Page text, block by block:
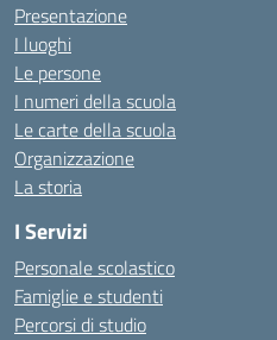
Presentazione
I luoghi
Le persone
I numeri della scuola
Le carte della scuola
Organizzazione
La storia
I Servizi
Personale scolastico
Famiglie e studenti
Percorsi di studio